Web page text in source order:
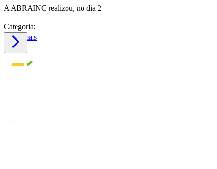
A ABRAINC realizou, no dia 2
Categoria:
Saiba mais
